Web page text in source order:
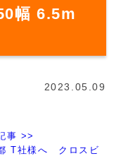
幅 6.5m
2023.05.09
事 >>
T社様へ クロスビ